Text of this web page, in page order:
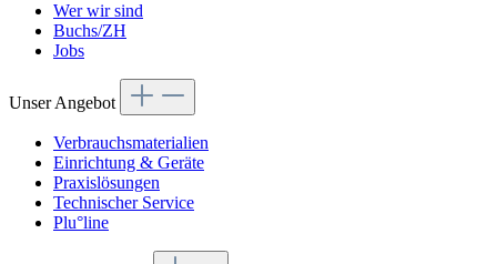
Wer wir sind
Buchs/ZH
Jobs
Unser Angebot
Verbrauchsmaterialien
Einrichtung & Geräte
Praxislösungen
Technischer Service
Plu°line